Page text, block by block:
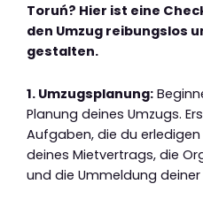
Toruń? Hier ist eine
den Umzug reibungslos
gestalten.
1. Umzugsplanung:
Planung deines Umzugs.
Aufgaben, die du
deines Mietvertrags, die
und die Ummeldung deiner